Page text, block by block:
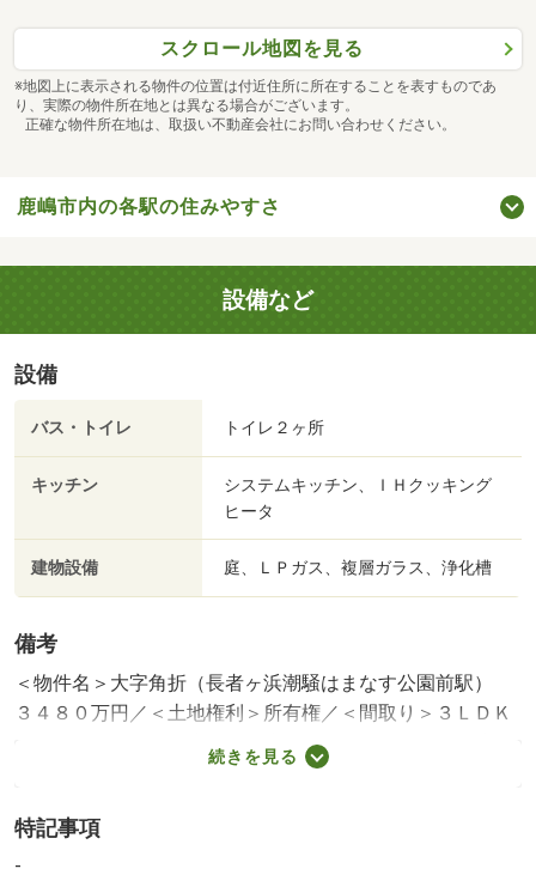
スクロール地図を見る
※地図上に表示される物件の位置は付近住所に所在することを表すものであ
り、実際の物件所在地とは異なる場合がございます。
正確な物件所在地は、取扱い不動産会社にお問い合わせください。
鹿嶋市内の各駅の住みやすさ
設備など
設備
バス・トイレ トイレ２ヶ所
キッチン
システムキッチン、ＩＨクッキング
ヒータ
建物設備 庭、ＬＰガス、複層ガラス、浄化槽
備考
＜物件名＞大字角折（長者ヶ浜潮騒はまなす公園前駅）
３４８０万円／＜土地権利＞所有権／＜間取り＞３ＬＤＫ
／＜特徴＞海まで徒歩約４分◆絶景オーシャンビュー◆ス
カイバルコニー付き！、オーシャンビュー・海まで２ｋｍ
建築確認：有/NO.Ｒ０７Ａ確済Ｍ１３２６
販売戸数：1戸
続きを見る
特記事項
-